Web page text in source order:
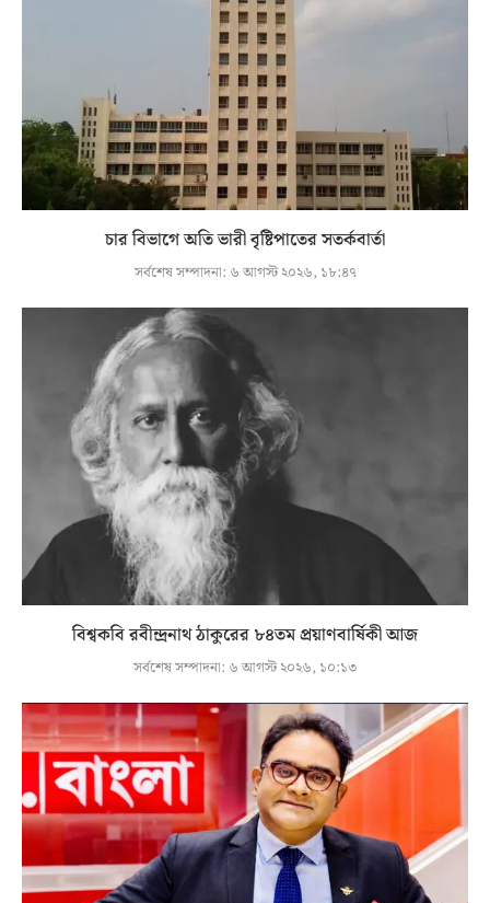
চার বিভাগে অতি ভারী বৃষ্টিপাতের সতর্কবার্তা
সর্বশেষ সম্পাদনা: ৬ আগস্ট ২০২৬, ১৮:৪৭
বিশ্বকবি রবীন্দ্রনাথ ঠাকুরের ৮৪তম প্রয়াণবার্ষিকী আজ
সর্বশেষ সম্পাদনা: ৬ আগস্ট ২০২৬, ১০:১৩